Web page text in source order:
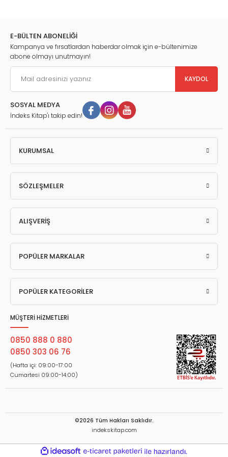
Hibrid Elektrikli Taşıtlar ve Çeşitleri
Tam Elektrikli Taşıtlar
Alternatif Güç Üretim ve Aktarım Yapısına Sahip Taşıtlarda Güç
Aktarma Organları
E-BÜLTEN ABONELİĞİ
Kampanya ve fırsatlardan haberdar olmak için e-bültenimize
abone olmayı unutmayın!
KAYDOL
SOSYAL MEDYA
İndeks Kitap'ı takip edin!
KURUMSAL
SÖZLEŞMELER
ALIŞVERİŞ
POPÜLER MARKALAR
POPÜLER KATEGORİLER
MÜŞTERİ HİZMETLERİ
0850 888 0 880
0850 303 06 76
(Hafta içi: 09:00-17:00
Cumartesi 09:00-14:00)
©2026 Tüm Hakları Saklıdır.
indekskitap.com
ideasoft
e-